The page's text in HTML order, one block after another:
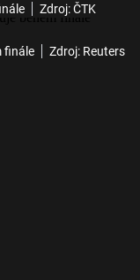
Zdroj: ČTK
finále Zdroj: Reuters